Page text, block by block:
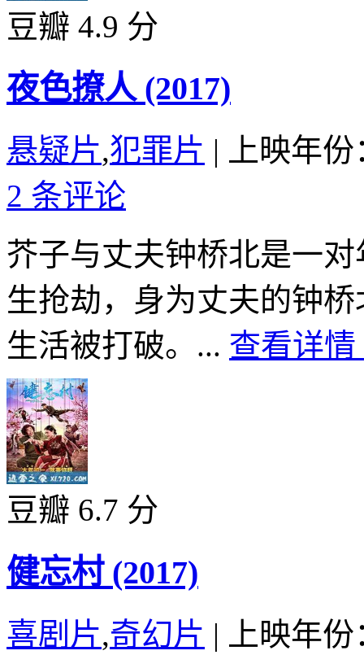
豆瓣 4.9 分
夜色撩人 (2017)
悬疑片,犯罪片 |
上映年
2 条评论
芥子与丈夫钟桥北是一
生抢劫，身为丈夫的钟
生活被打破。... 查看详情
豆瓣 6.7 分
健忘村 (2017)
喜剧片,奇幻片 | 上映年